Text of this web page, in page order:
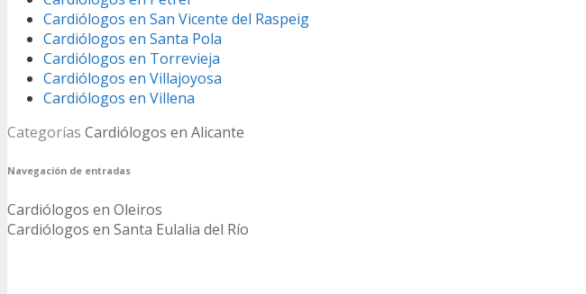
Cardiólogos en San Vicente del Raspeig
Cardiólogos en Santa Pola
Cardiólogos en Torrevieja
Cardiólogos en Villajoyosa
Cardiólogos en Villena
Categorías Cardiólogos en Alicante
Navegación de entradas
Cardiólogos en Oleiros
Cardiólogos en Santa Eulalia del Río